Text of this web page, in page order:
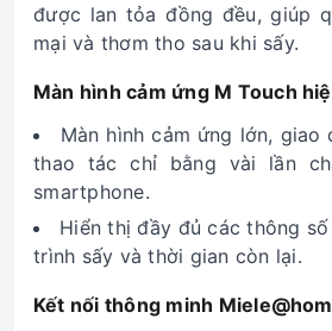
được lan tỏa đồng đều, giúp
mại và thơm tho sau khi sấy.
Màn hình cảm ứng M Touch
Màn hình cảm ứng lớn, giao
thao tác chỉ bằng vài lần
smartphone.
Hiển thị đầy đủ các thông
trình sấy và thời gian còn lại.
Kết nối thông minh